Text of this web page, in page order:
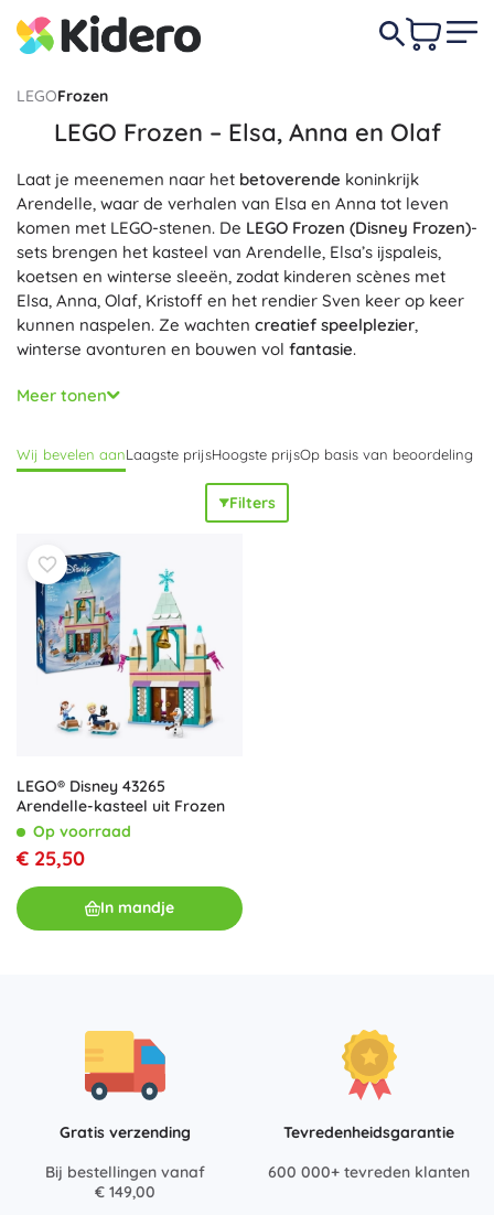
LEGOFrozen
LEGO Frozen – Elsa, Anna en Olaf
Laat je meenemen naar het betoverende koninkrijk
Arendelle, waar de verhalen van Elsa en Anna tot leven
komen met LEGO-stenen. De LEGO Frozen (Disney Frozen)-
sets brengen het kasteel van Arendelle, Elsa’s ijspaleis,
koetsen en winterse sleeën, zodat kinderen scènes met
Elsa, Anna, Olaf, Kristoff en het rendier Sven keer op keer
kunnen naspelen. Ze wachten creatief speelplezier,
winterse avonturen en bouwen vol fantasie.
Kies uit een gevarieerd aanbod – van eenvoudige
met startonderdelen voor beginners tot
bieden leuke functies zoals openslaande poorten,
verborgen kamers en draaielementen, en worden
minipoppetjes
Anna, Olaf, Kristoff, Sven).Duidelijke instructies
duurzame LEGO-stenen
en ombouwen. DeLEGO Frozen
compatibelmet andere LEGO-sets, zodat je Arendelle
eenvoudig uitbreidt met extra huisjes, koetsen of winterse
taferelen. Kinderen oefenen hun
samenwerken en ontwikkelen het vermogen om hun eigen
Disney-verhalen te vertellen. Of je nu zoekt naar een
kleinere set voor onderweg of een groots kasteel, je vindt
Meer tonen
Wij bevelen aanLaagste prijsHoogste prijsOp basis van beoordeling
Filters
LEGO® Disney 43265
Arendelle-kasteel uit Frozen
Op voorraad
€ 25,50
In mandje
Gratis verzending
Bij bestellingen vanaf
€ 149,00
Tevredenheidsgarantie
600 000+ tevreden klanten